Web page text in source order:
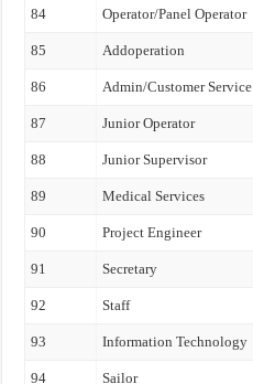
84 Operator/Panel Operator
85 Addoperation
86 Admin/Customer Service
87 Junior Operator
88 Junior Supervisor
89 Medical Services
90 Project Engineer
91 Secretary
92 Staff
93 Information Technology
94 Sailor